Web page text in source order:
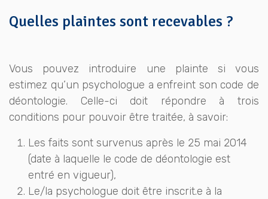
Quelles plaintes sont recevables ?
Vous pouvez introduire une plainte si vous
estimez qu’un psychologue a enfreint son code de
déontologie. Celle-ci doit répondre à trois
conditions pour pouvoir être traitée, à savoir:
Les faits sont survenus après le 25 mai 2014
(date à laquelle le code de déontologie est
entré en vigueur),
Le/la psychologue doit être inscrit.e à la